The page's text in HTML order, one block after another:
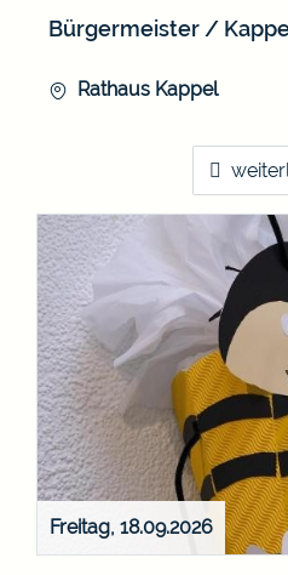
Bürgermeister /
Rathaus Kappel
Freitag, 18.09.2026